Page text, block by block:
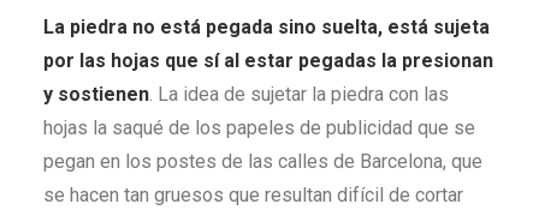
La piedra no está pegada sino suelta, está sujeta
por las hojas que sí al estar pegadas la presionan
y sostienen. La idea de sujetar la piedra con las
hojas la saqué de los papeles de publicidad que se
pegan en los postes de las calles de Barcelona, que
se hacen tan gruesos que resultan difícil de cortar